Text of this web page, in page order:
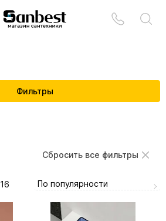
Фильтры
Сбросить все фильтры
16 По популярности